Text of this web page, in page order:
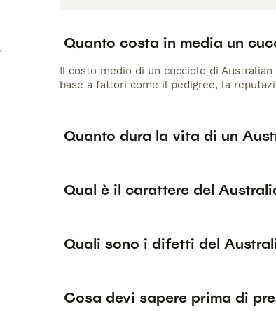
Quanto costa in media un
Il costo medio di un cucciolo di
base a fattori come il pedigree, la
Quanto dura la vita di un
Qual è il carattere del
Quali sono i difetti del
Cosa devi sapere prima di